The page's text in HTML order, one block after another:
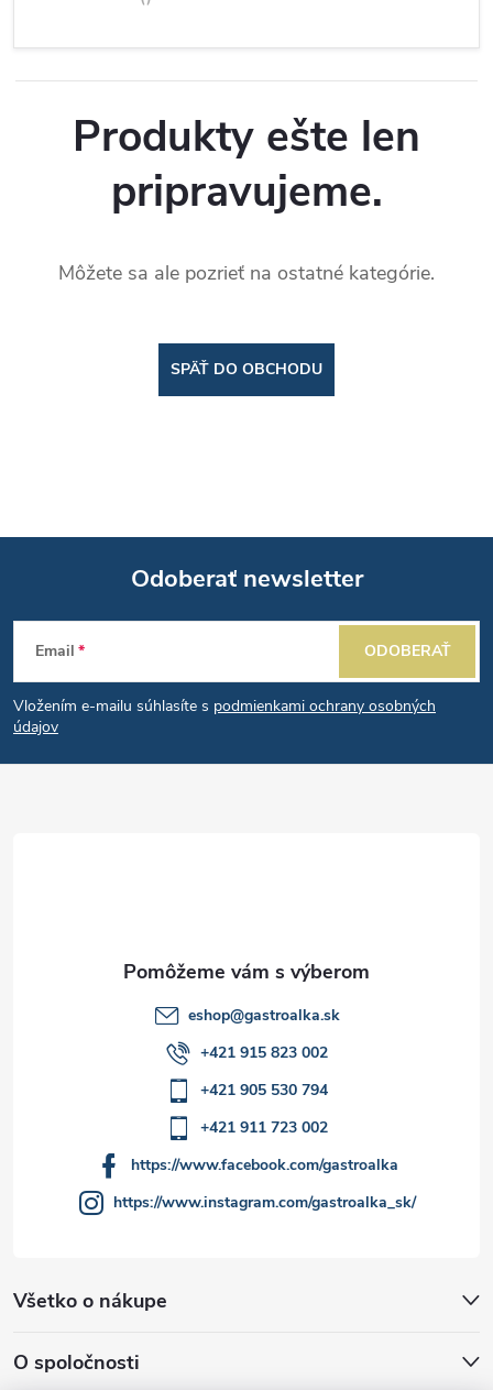
Produkty ešte len
pripravujeme.
Môžete sa ale pozrieť na ostatné kategórie.
SPÄŤ DO OBCHODU
Z
á
p
Odoberať newsletter
Email
Vložením e-mailu súhlasíte s podmienkami ochrany osobných
údajov
ODOBERAŤ
Všetko o nákupe
O spoločnosti
eshop@gastroalka.sk
+421 915 823 002
+421 905 530 794
+421 911 723 002
https://www.facebook.com/gastroalka
https://www.instagram.com/gastroalka_sk/